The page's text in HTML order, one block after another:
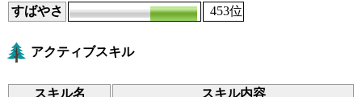
すばやさ
78 453位
アクティブスキル
スキル名 スキル内容